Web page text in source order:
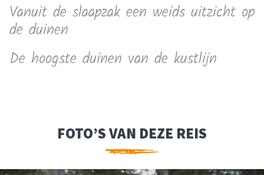
Vanuit de slaapzak een weids uitzicht op
de duinen
De hoogste duinen van de kustlijn
FOTO’S VAN DEZE REIS